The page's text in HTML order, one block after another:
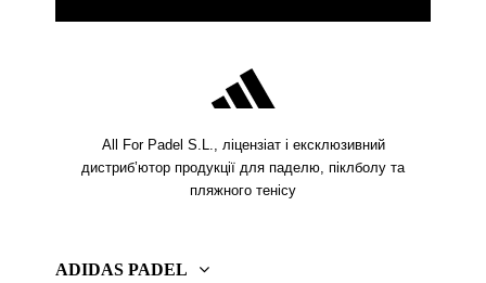
All For Padel S.L., ліцензіат і ексклюзивний
дистриб’ютор продукції для паделю, піклболу та
пляжного тенісу
ADIDAS PADEL